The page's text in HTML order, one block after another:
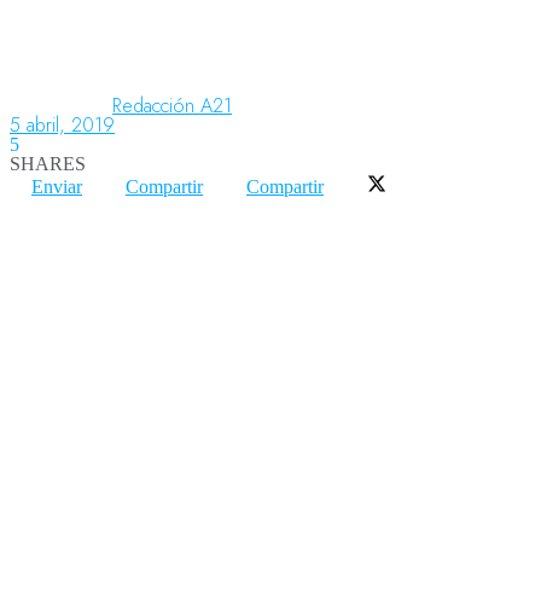
Aeropuertos
Columnistas
Redacción A21
5 abril, 2019
5
SHARES
Enviar
Compartir Compartir